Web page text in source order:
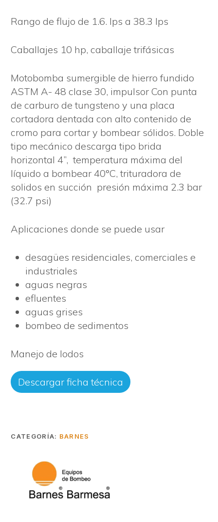
Rango de flujo de 1.6. lps a 38.3 lps
Caballajes 10 hp, caballaje trifásicas
Motobomba sumergible de hierro fundido
ASTM A- 48 clase 30, impulsor Con punta
de carburo de tungsteno y una placa
cortadora dentada con alto contenido de
cromo para cortar y bombear sólidos. Doble
tipo mecánico descarga tipo brida
horizontal 4”, temperatura máxima del
líquido a bombear 40°C, trituradora de
solidos en succión presión máxima 2.3 bar
(32.7 psi)
Aplicaciones donde se puede usar
desagües residenciales, comerciales e
industriales
aguas negras
efluentes
aguas grises
bombeo de sedimentos
Manejo de lodos
Descargar ficha técnica
CATEGORÍA: BARNES